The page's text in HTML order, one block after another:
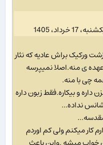
1405
ورکیک براش عادیه که نثار
ی منه.اصلا نمیپرسه
چی با منه.
داره و بیکاره.فقط زبون داره
نداده...
ازدواج کردم سال ۹۳ دارم کار میکنم ولی کم اوردم